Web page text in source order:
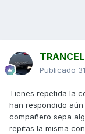
Publicado
Tienes repetida la
han respondido
compañero sepa
repitas la misma